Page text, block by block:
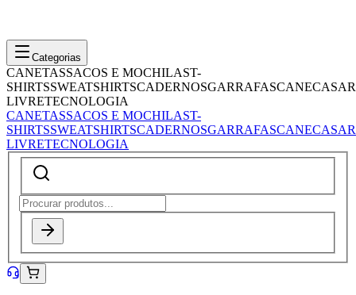
Categorias
CANETASSACOS E MOCHILAST-
SHIRTSSWEATSHIRTSCADERNOSGARRAFASCANECASAR
LIVRETECNOLOGIA
CANETASSACOS E MOCHILAST-
SHIRTSSWEATSHIRTSCADERNOSGARRAFASCANECASAR
LIVRETECNOLOGIA